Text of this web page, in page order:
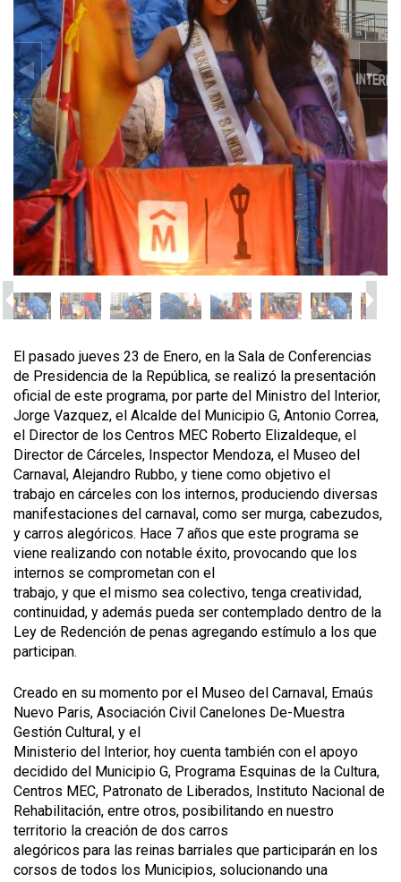
El pasado jueves 23 de Enero, en la Sala de Conferencias
de Presidencia de la República, se realizó la presentación
oficial de este programa, por parte del Ministro del Interior,
Jorge Vazquez, el Alcalde del Municipio G, Antonio Correa,
el Director de los Centros MEC Roberto Elizaldeque, el
Director de Cárceles, Inspector Mendoza, el Museo del
Carnaval, Alejandro Rubbo, y tiene como objetivo el
trabajo en cárceles con los internos, produciendo diversas
manifestaciones del carnaval, como ser murga, cabezudos,
y carros alegóricos. Hace 7 años que este programa se
viene realizando con notable éxito, provocando que los
internos se comprometan con el
trabajo, y que el mismo sea colectivo, tenga creatividad,
continuidad, y además pueda ser contemplado dentro de la
Ley de Redención de penas agregando estímulo a los que
participan.
Creado en su momento por el Museo del Carnaval, Emaús
Nuevo Paris, Asociación Civil Canelones De-Muestra
Gestión Cultural, y el
Ministerio del Interior, hoy cuenta también con el apoyo
decidido del Municipio G, Programa Esquinas de la Cultura,
Centros MEC, Patronato de Liberados, Instituto Nacional de
Rehabilitación, entre otros, posibilitando en nuestro
territorio la creación de dos carros
alegóricos para las reinas barriales que participarán en los
corsos de todos los Municipios, solucionando una